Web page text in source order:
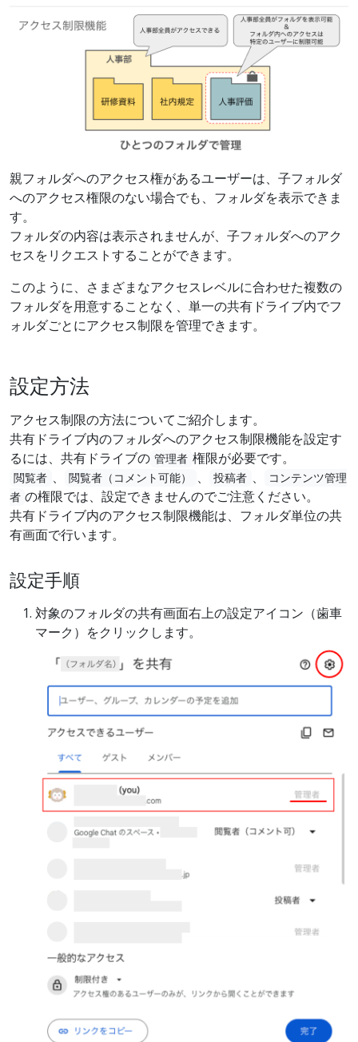
親フォルダへのアクセス権があるユーザーは、子フォルダ
へのアクセス権限のない場合でも、フォルダを表示できま
す。
フォルダの内容は表示されませんが、子フォルダへのアク
セスをリクエストすることができます。
このように、さまざまなアクセスレベルに合わせた複数の
フォルダを用意することなく、単一の共有ドライブ内でフ
ォルダごとにアクセス制限を管理できます。
設定方法
アクセス制限の方法についてご紹介します。
共有ドライブ内のフォルダへのアクセス制限機能を設定す
るには、共有ドライブの 管理者 権限が必要です。
閲覧者 、 閲覧者（コメント可能） 、 投稿者 、
コンテンツ管理
者 の権限では、設定できませんのでご注意ください。
共有ドライブ内のアクセス制限機能は、フォルダ単位の共
有画面で行います。
設定手順
対象のフォルダの共有画面右上の設定アイコン（歯車
マーク）をクリックします。